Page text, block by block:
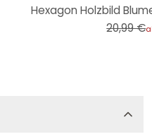
Hexagon Holzbild
20,99 €